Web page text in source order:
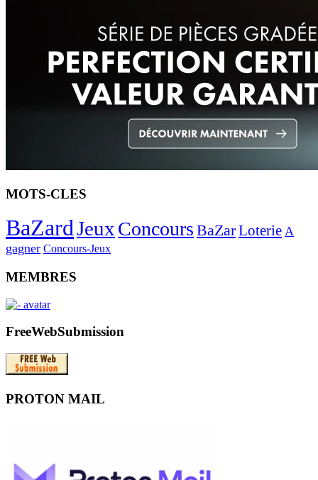
MOTS-CLES
BaZardJeuxConcours BaZarLoterie A
gagner Concours-Jeux
MEMBRES
FreeWebSubmission
PROTON MAIL